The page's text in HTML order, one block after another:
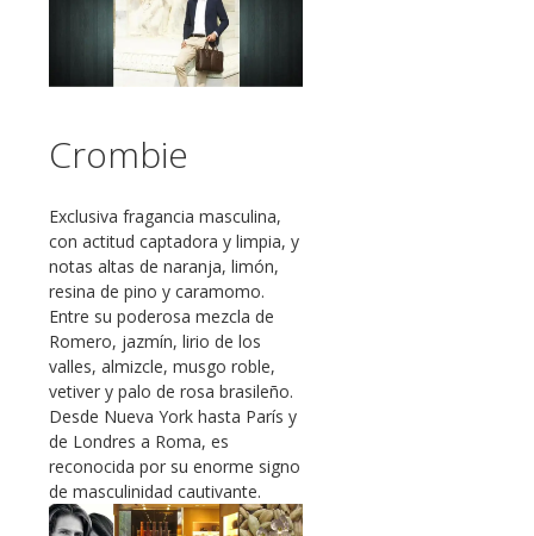
Crombie
Exclusiva fragancia masculina,
con actitud captadora y limpia, y
notas altas de naranja, limón,
resina de pino y caramomo.
Entre su poderosa mezcla de
Romero, jazmín, lirio de los
valles, almizcle, musgo roble,
vetiver y palo de rosa brasileño.
Desde Nueva York hasta París y
de Londres a Roma, es
reconocida por su enorme signo
de masculinidad cautivante.